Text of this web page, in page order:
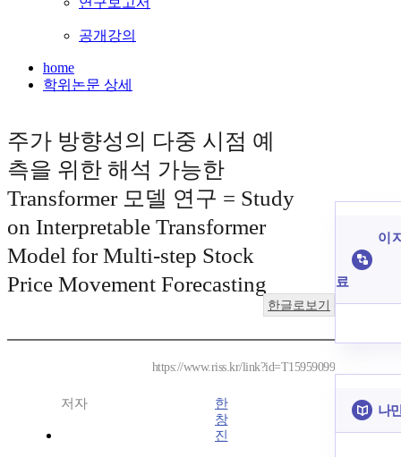
공개강의
home
학위논문 상세
주가 방향성의 다중 시점 예
측을 위한 해석 가능한
Transformer 모델 연구 = Study
on Interpretable Transformer
Model for Multi-step Stock
Price Movement Forecasting
한글로보기
https://www.riss.kr/link?id=T15959099
저자
한
창
진
이
료
나